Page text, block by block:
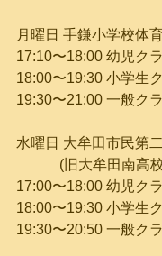
月曜日 手鎌小学校体
17:10〜18:00 幼児ク
18:00〜19:30 小学生
19:30〜21:00 一般ク
水曜日 大牟田市民第
(旧大牟田南高
17:00〜18:00 幼児ク
18:00〜19:30 小学生
19:30〜20:50 一般ク